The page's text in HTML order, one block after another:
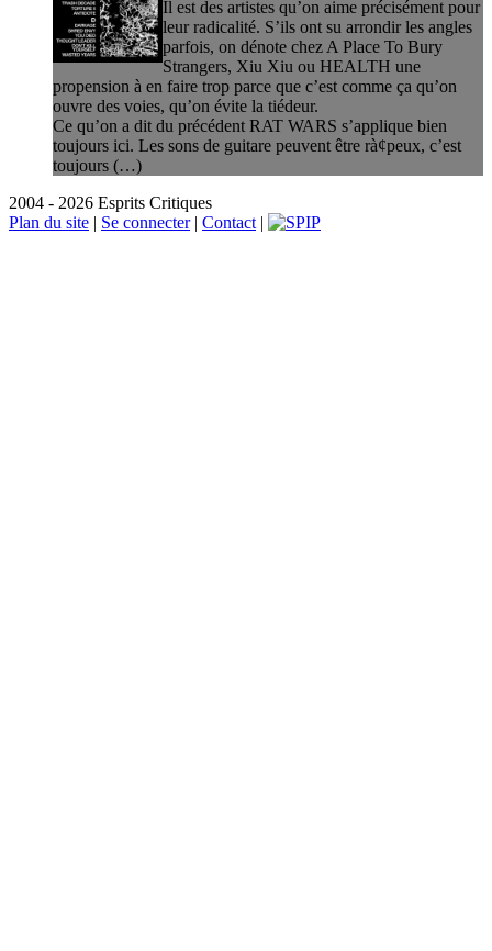
Il est des artistes qu’on aime précisément pour
leur radicalité. S’ils ont su arrondir les angles
parfois, on dénote chez A Place To Bury
Strangers, Xiu Xiu ou HEALTH une
propension à en faire trop parce que c’est comme ça qu’on
ouvre des voies, qu’on évite la tiédeur.
Ce qu’on a dit du précédent RAT WARS s’applique bien
toujours ici. Les sons de guitare peuvent être rà¢peux, c’est
toujours (…)
2004 - 2026 Esprits Critiques
Plan du site | Se connecter| Contact |